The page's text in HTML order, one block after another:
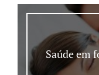
Saúde em